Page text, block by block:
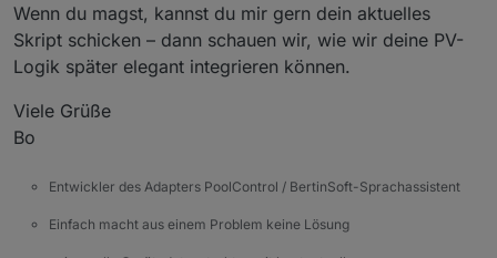
Wenn du magst, kannst du mir gern dein aktuelles
Skript schicken – dann schauen wir, wie wir deine PV-
Logik später elegant integrieren können.
Viele Grüße
Bo
Entwickler des Adapters PoolControl / BertinSoft-Sprachassistent
Einfach macht aus einem Problem keine Lösung